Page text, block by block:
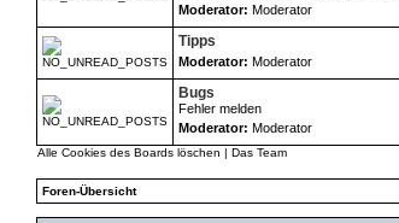
Moderator: Moderator
Tipps
Moderator: Moderator
Bugs
Fehler melden
Moderator: Moderator
Alle Cookies des Boards löschen | Das Team
Foren-Übersicht